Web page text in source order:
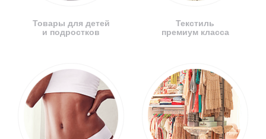
Товары для детей
и подростков
Текстиль
премиум класса